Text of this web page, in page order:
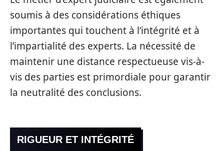
soumis à des considérations éthiques
importantes qui touchent à l’intégrité et à
l’impartialité des experts. La nécessité de
maintenir une distance respectueuse vis-à-
vis des parties est primordiale pour garantir
la neutralité des conclusions.
RIGUEUR ET INTÉGRITÉ